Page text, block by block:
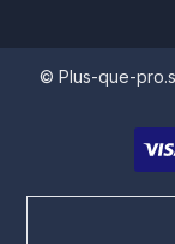
© Plus-que-